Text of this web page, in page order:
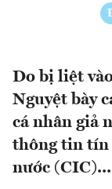
Do bị liệt
Nguyệt bày
cá nhân giả
thông tin tín
nước (CIC)...